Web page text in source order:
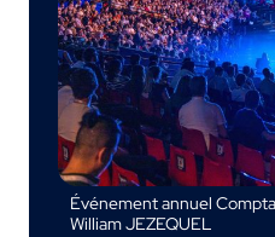
Événement annuel
William JEZEQUEL